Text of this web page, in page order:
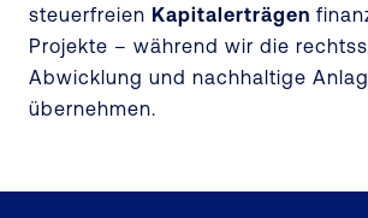
steuerfreien Kapitalerträgen
Projekte – während wir die
Abwicklung und nachhaltige
übernehmen.